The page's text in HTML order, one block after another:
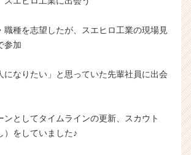
職種を志望したが、スエヒロ工業の現場見
参加
になりたい」と思っていた先輩社員に出会
ンとしてタイムラインの更新、スカウト
）をしていました♪